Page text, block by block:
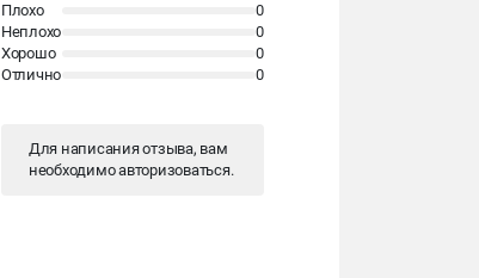
Плохо
0
Неплохо
0
Хорошо
0
Отлично
0
Для написания отзыва, вам
необходимоавторизоваться.